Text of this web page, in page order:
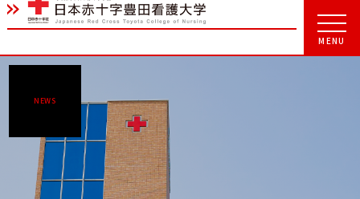
NEWS